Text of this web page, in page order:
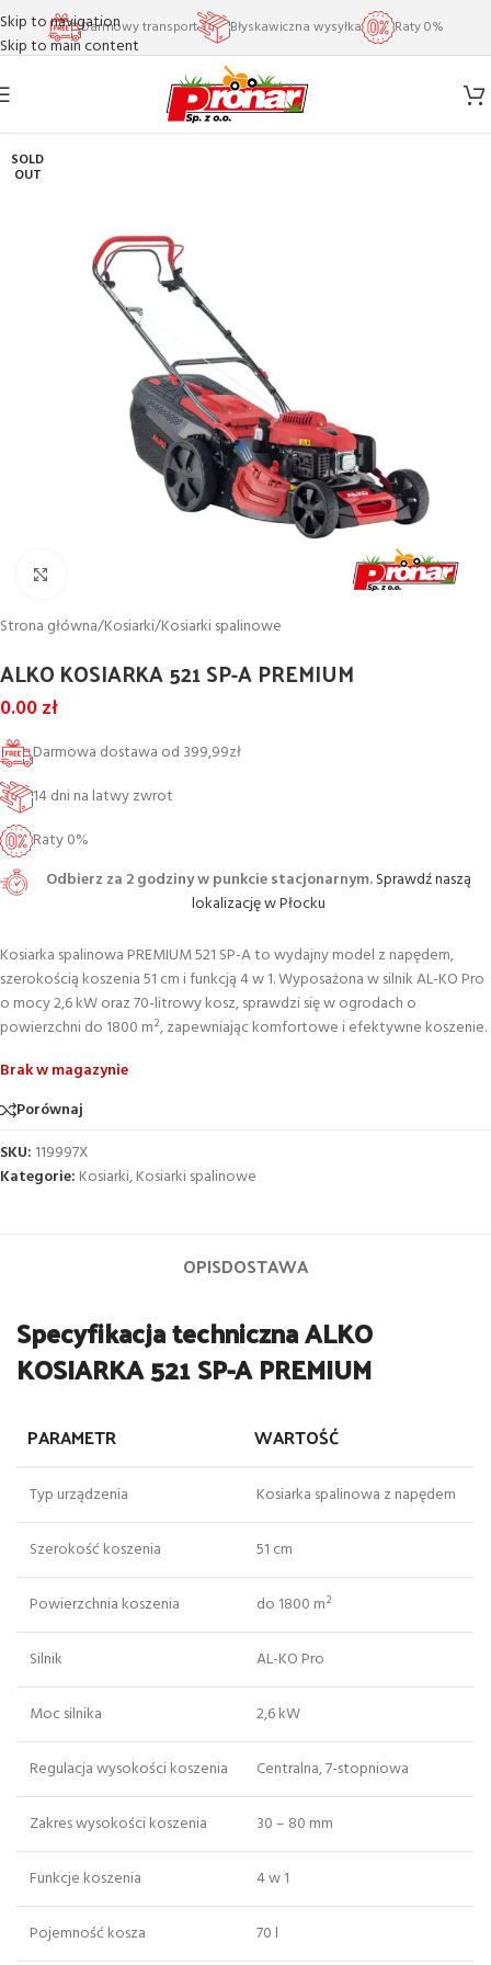
Skip to navigation
Skip to main content
Darmowy transport Błyskawiczna wysyłka Raty 0%
SOLD
OUT
Strona główna/Kosiarki/Kosiarki spalinowe
ALKO KOSIARKA 521 SP-A PREMIUM
0.00zł
Darmowa dostawa od 399,99zł
14 dni na latwy zwrot
Raty 0%
Odbierz za 2 godziny w punkcie stacjonarnym.Sprawdź naszą
lokalizację w Płocku
Kosiarka spalinowa PREMIUM 521 SP-A to wydajny model z napędem,
szerokością koszenia 51 cm i funkcją 4 w 1. Wyposażona w silnik AL-KO Pro
o mocy 2,6 kW oraz 70-litrowy kosz, sprawdzi się w ogrodach o
powierzchni do 1800 m², zapewniając komfortowe i efektywne koszenie.
Brak w magazynie
Porównaj
SKU: 119997X
Kategorie: Kosiarki,Kosiarki spalinowe
OPISDOSTAWA
Specyfikacja techniczna ALKO
KOSIARKA 521 SP-A PREMIUM
PARAMETR WARTOŚĆ
Typ urządzenia Kosiarka spalinowa z napędem
Szerokość koszenia 51 cm
Powierzchnia koszenia do 1800 m²
Silnik AL-KO Pro
Moc silnika 2,6 kW
Regulacja wysokości koszenia Centralna, 7-stopniowa
Zakres wysokości koszenia 30 – 80 mm
Funkcje koszenia 4 w 1
Pojemność kosza 70 l